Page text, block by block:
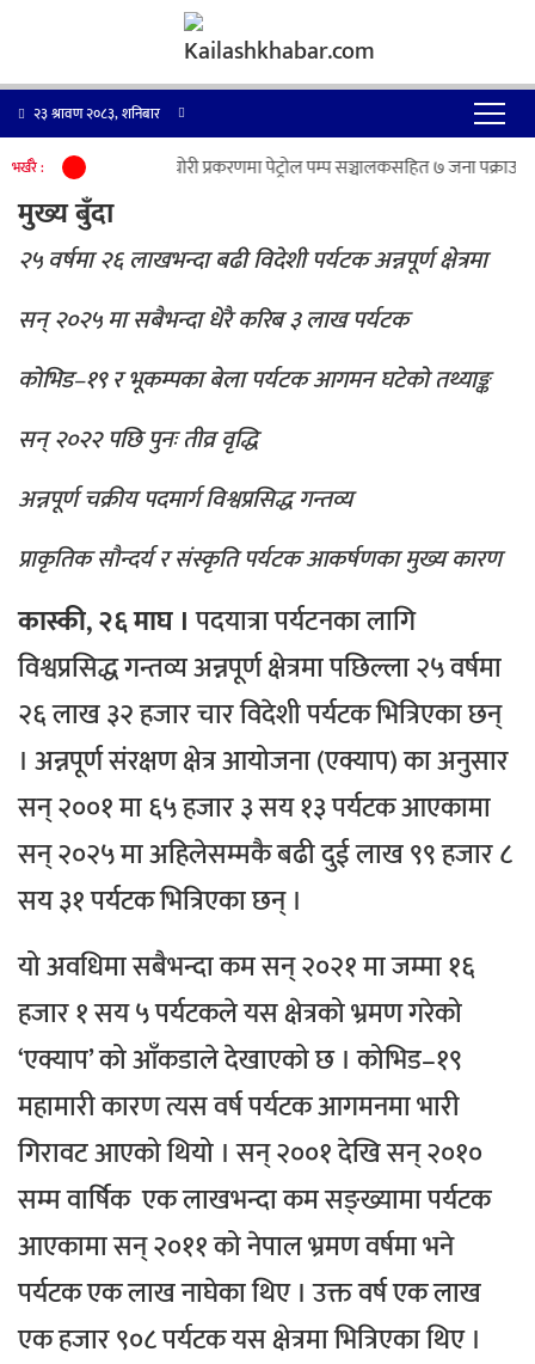
२३ श्रावण २०८३, शनिबार
भर्खरै :पेट्रोलियम पदार्थ चोरी प्रकरणमा पेट्रोल पम्प सञ्चालकसहित ७ जना पक्राउ |
मुख्य बुँदा
२५ वर्षमा २६ लाखभन्दा बढी विदेशी पर्यटक अन्नपूर्ण क्षेत्रमा
सन् २०२५ मा सबैभन्दा धेरै करिब ३ लाख पर्यटक
कोभिड–१९ र भूकम्पका बेला पर्यटक आगमन घटेको तथ्याङ्क
सन् २०२२ पछि पुनः तीव्र वृद्धि
अन्नपूर्ण चक्रीय पदमार्ग विश्वप्रसिद्ध गन्तव्य
प्राकृतिक सौन्दर्य र संस्कृति पर्यटक आकर्षणका मुख्य कारण
कास्की, २६ माघ ।पदयात्रा पर्यटनका लागि
विश्वप्रसिद्ध गन्तव्य अन्नपूर्ण क्षेत्रमा पछिल्ला २५ वर्षमा
२६ लाख ३२ हजार चार विदेशी पर्यटक भित्रिएका छन्
। अन्नपूर्ण संरक्षण क्षेत्र आयोजना (एक्याप) का अनुसार
सन् २००१ मा ६५ हजार ३ सय १३ पर्यटक आएकामा
सन् २०२५ मा अहिलेसम्मकै बढी दुई लाख ९९ हजार ८
सय ३१ पर्यटक भित्रिएका छन् ।
यो अवधिमा सबैभन्दा कम सन् २०२१ मा जम्मा १६
हजार १ सय ५ पर्यटकले यस क्षेत्रको भ्रमण गरेको
‘एक्याप’ को आँकडाले देखाएको छ ।कोभिड–१९
महामारी कारण त्यस वर्ष पर्यटक आगमनमा भारी
गिरावट आएको थियो । सन् २००१ देखि सन् २०१०
सम्म वार्षिक एक लाखभन्दा कम सङ्ख्यामा पर्यटक
आएकामा सन् २०११ को नेपाल भ्रमण वर्षमा भने
पर्यटक एक लाख नाघेका थिए । उक्त वर्ष एक लाख
एक हजार ९०८ पर्यटक यस क्षेत्रमा भित्रिएका थिए ।